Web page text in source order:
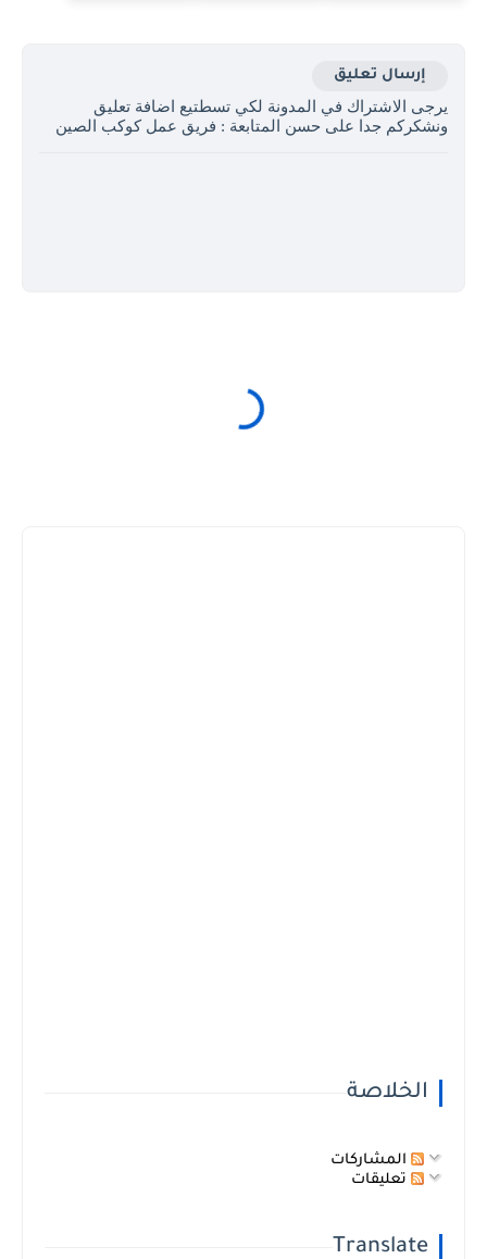
إرسال تعليق
يرجى الاشتراك في المدونة لكي تسطتيع اضافة تعليق
ونشكركم جدا على حسن المتابعة : فريق عمل كوكب الصين
الخلاصة
المشاركات
تعليقات
Translate